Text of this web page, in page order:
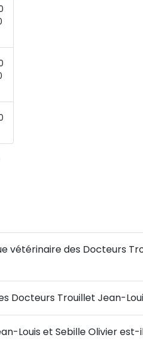
vétérinaire des Docteurs
Docteurs Trouillet Jean-
Louis et Sebille Olivier